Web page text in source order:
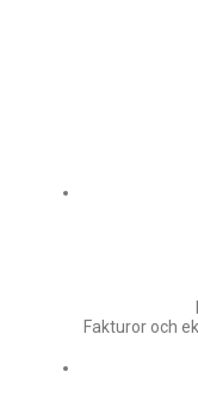
Fakturor och